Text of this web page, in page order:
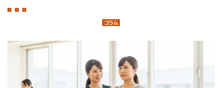
トレーナー紹介
Q&A
コラム